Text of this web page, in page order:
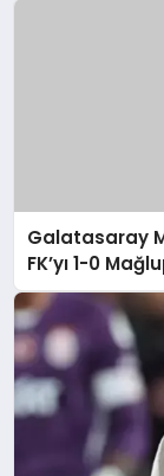
Galatasaray
FK’yı 1-0